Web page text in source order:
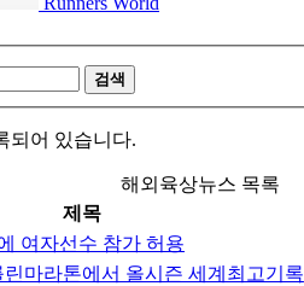
검색
되어 있습니다.
해외육상뉴스 목록
제목
여자선수 참가 허용
마라톤에서 올시즌 세계최고기록